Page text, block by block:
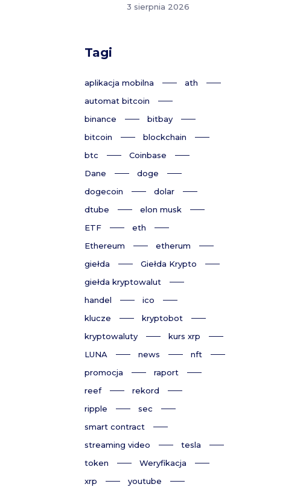
3 sierpnia 2026
Tagi
aplikacja mobilna
ath
automat bitcoin
binance
bitbay
bitcoin
blockchain
btc
Coinbase
Dane
doge
dogecoin
dolar
dtube
elon musk
ETF
eth
Ethereum
etherum
giełda
Giełda Krypto
giełda kryptowalut
handel
ico
klucze
kryptobot
kryptowaluty
kurs xrp
LUNA
news
nft
promocja
raport
reef
rekord
ripple
sec
smart contract
streaming video
tesla
token
Weryfikacja
xrp
youtube